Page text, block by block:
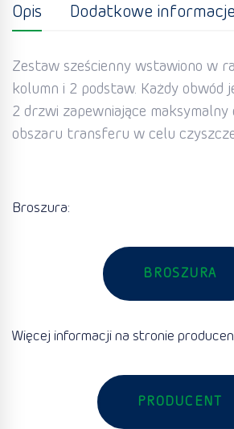
Opis Dodatkowe informacje
Zestaw sześcienny wstawiono w
kolumn i 2 podstaw. Każdy obwód
2 drzwi zapewniające maksymalny
obszaru transferu w celu
Broszura:
BROSZURA
Więcej informacji na stronie
PRODUCENT